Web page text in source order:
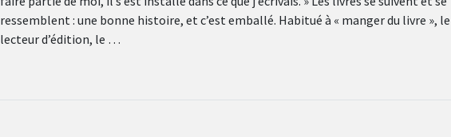
ressemblent : une bonne histoire, et c’est emballé. Habitué à « manger du livre », le
lecteur d’édition, le …